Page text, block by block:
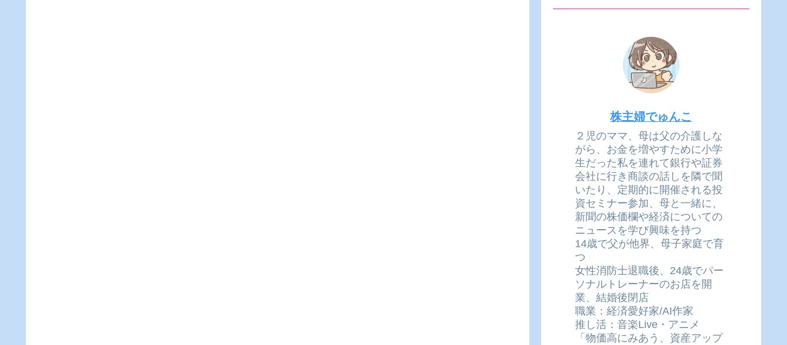
株主婦でゅんこ
２児のママ、母は父の介護しな
がら、お金を増やすために小学
生だった私を連れて銀行や証券
会社に行き商談の話しを隣で聞
いたり、定期的に開催される投
資セミナー参加、母と一緒に、
新聞の株価欄や経済についての
ニュースを学び興味を持つ
14歳で父が他界、母子家庭で育
つ
女性消防士退職後、24歳でパー
ソナルトレーナーのお店を開
業、結婚後閉店
職業：経済愛好家/AI作家
推し活：音楽Live・アニメ
「物価高にみあう、資産アップ